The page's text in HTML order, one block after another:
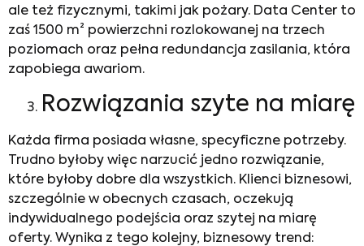
ale też fizycznymi, takimi jak pożary. Data Center to
zaś 1500 m² powierzchni rozlokowanej na trzech
poziomach oraz pełna redundancja zasilania, która
zapobiega awariom.
Rozwiązania szyte na miarę
Każda firma posiada własne, specyficzne potrzeby.
Trudno byłoby więc narzucić jedno rozwiązanie,
które byłoby dobre dla wszystkich. Klienci biznesowi,
szczególnie w obecnych czasach, oczekują
indywidualnego podejścia oraz szytej na miarę
oferty. Wynika z tego kolejny, biznesowy trend: